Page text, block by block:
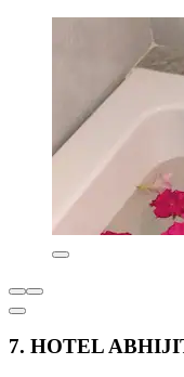
7. HOTEL